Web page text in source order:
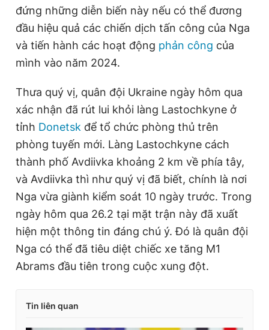
đứng những diễn biến này nếu có thể đương
đầu hiệu quả các chiến dịch tấn công của Nga
và tiến hành các hoạt động phản công của
mình vào năm 2024.
Thưa quý vị, quân đội Ukraine ngày hôm qua
xác nhận đã rút lui khỏi làng Lastochkyne ở
tỉnh Donetsk để tổ chức phòng thủ trên
phòng tuyến mới. Làng Lastochkyne cách
thành phố Avdiivka khoảng 2 km về phía tây,
và Avdiivka thì như quý vị đã biết, chính là nơi
Nga vừa giành kiểm soát 10 ngày trước. Trong
ngày hôm qua 26.2 tại mặt trận này đã xuất
hiện một thông tin đáng chú ý. Đó là quân đội
Nga có thể đã tiêu diệt chiếc xe tăng M1
Abrams đầu tiên trong cuộc xung đột.
Tin liên quan